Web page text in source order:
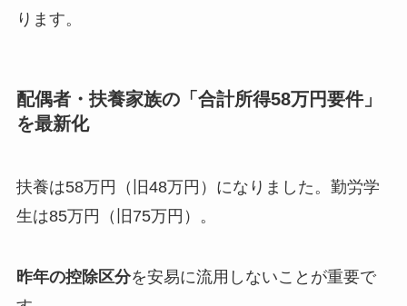
ります。
配偶者・扶養家族の「合計所得58万円要件」
を最新化
扶養は58万円（旧48万円）になりました。勤労学
生は85万円（旧75万円）。
昨年の控除区分を安易に流用しないことが重要で